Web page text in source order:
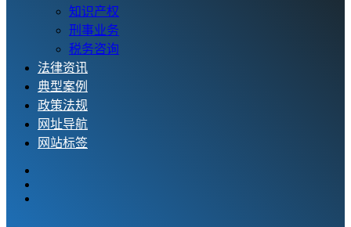
知识产权
刑事业务
税务咨询
法律资讯
典型案例
政策法规
网址导航
网站标签